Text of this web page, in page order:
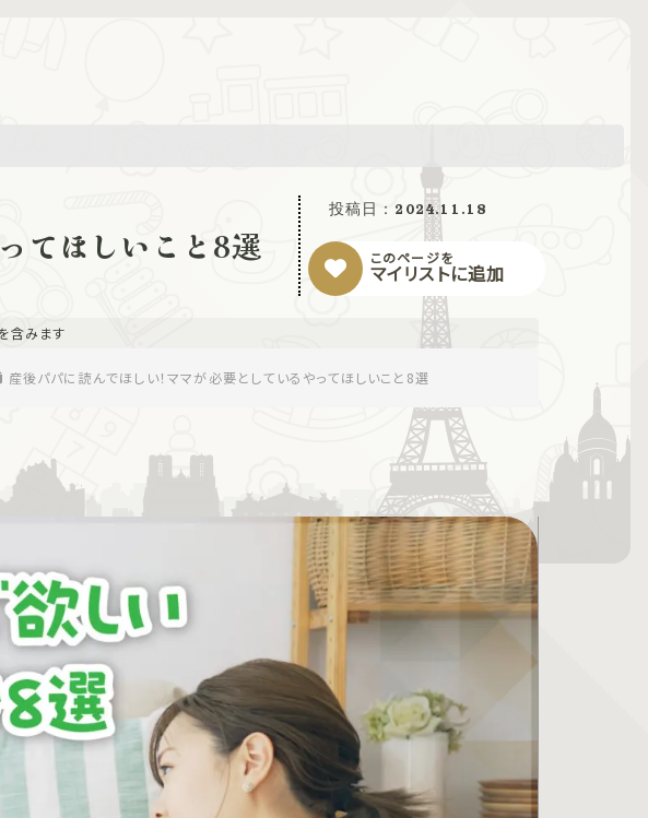
てほしいこと8選
投稿日： 2024.11.18
このページを
マイリストに追加
含みます
産後パパに読んでほしい！ママが必要としているやってほしいこと8選